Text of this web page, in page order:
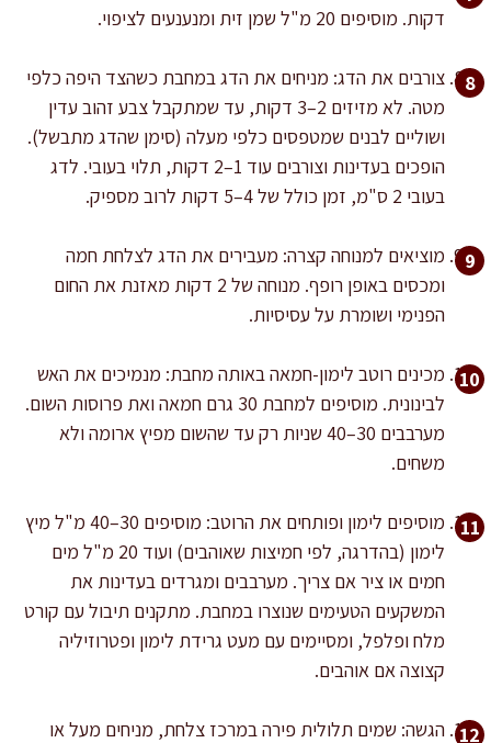
דקות. מוסיפים 20 מ"ל שמן זית ומנענעים לציפוי.
צורבים את הדג: מניחים את הדג במחבת כשהצד היפה כלפי
מטה. לא מזיזים 2–3 דקות, עד שמתקבל צבע זהוב עדין
ושוליים לבנים שמטפסים כלפי מעלה (סימן שהדג מתבשל).
הופכים בעדינות וצורבים עוד 1–2 דקות, תלוי בעובי. לדג
בעובי 2 ס"מ, זמן כולל של 4–5 דקות לרוב מספיק.
מוציאים למנוחה קצרה: מעבירים את הדג לצלחת חמה
ומכסים באופן רופף. מנוחה של 2 דקות מאזנת את החום
הפנימי ושומרת על עסיסיות.
מכינים רוטב לימון-חמאה באותה מחבת: מנמיכים את האש
לבינונית. מוסיפים למחבת 30 גרם חמאה ואת פרוסות השום.
מערבבים 30–40 שניות רק עד שהשום מפיץ ארומה ולא
משחים.
מוסיפים לימון ופותחים את הרוטב: מוסיפים 30–40 מ"ל מיץ
לימון (בהדרגה, לפי חמיצות שאוהבים) ועוד 20 מ"ל מים
חמים או ציר אם צריך. מערבבים ומגרדים בעדינות את
המשקעים הטעימים שנוצרו במחבת. מתקנים תיבול עם קורט
מלח ופלפל, ומסיימים עם מעט גרידת לימון ופטרוזיליה
קצוצה אם אוהבים.
הגשה: שמים תלולית פירה במרכז צלחת, מניחים מעל או